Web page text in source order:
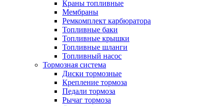
Краны топливные
Мембраны
Ремкомплект карбюратора
Топливные баки
Топливные крышки
Топливные шланги
Топливный насос
Тормозная система
Диски тормозные
Крепление тормоза
Педали тормоза
Рычаг тормоза